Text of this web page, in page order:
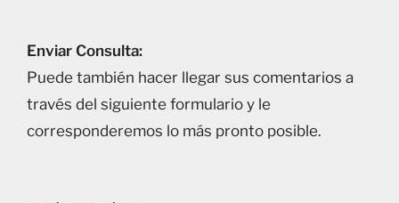
Enviar Consulta:
Puede también hacer llegar sus comentarios a
través del siguiente formulario y le
corresponderemos lo más pronto posible.